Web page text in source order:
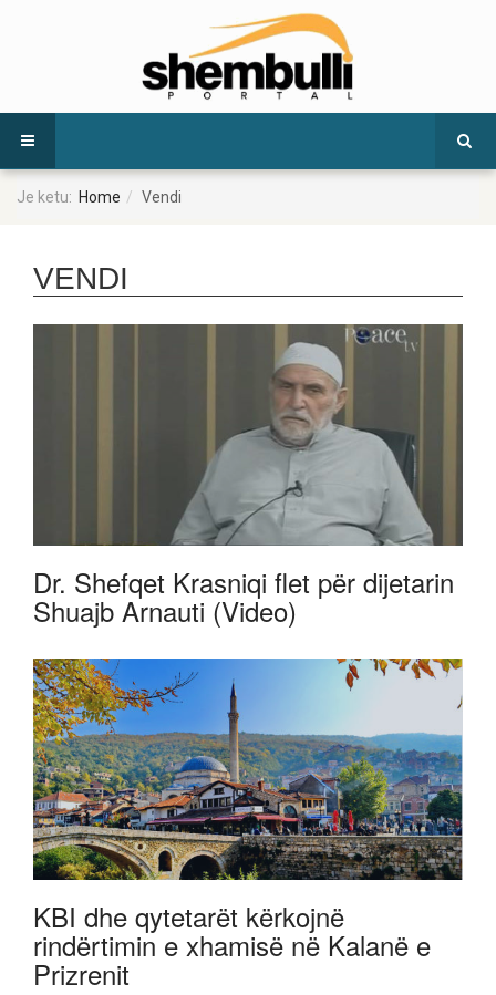
Je ketu: Home Vendi
VENDI
Dr. Shefqet Krasniqi flet për dijetarin
Shuajb Arnauti (Video)
KBI dhe qytetarët kërkojnë
rindërtimin e xhamisë në Kalanë e
Prizrenit